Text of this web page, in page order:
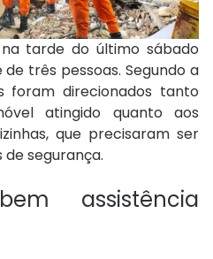
tarde do último sábado
três pessoas. Segundo a
foram direcionados tanto
atingido quanto aos
que precisaram ser
segurança.
assistência